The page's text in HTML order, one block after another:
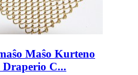
Maŝo Kurteno
Draperio C...